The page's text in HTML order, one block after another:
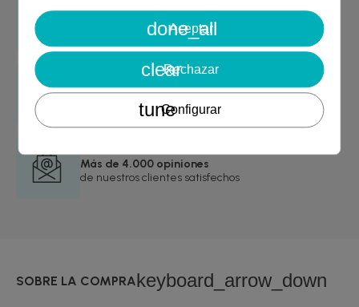
Garantía de devolución
Envío rápido
24/48 horas
Más de 4.000 opiniones
de nuestros clientes satisfechos
SOBRE LA COMPRAkeyboard_arrow_down
Cancelar Crear lista de deseos
Cancelar Iniciar sesión
done_all
Aceptar
clearRechazar
tuneConfigurar